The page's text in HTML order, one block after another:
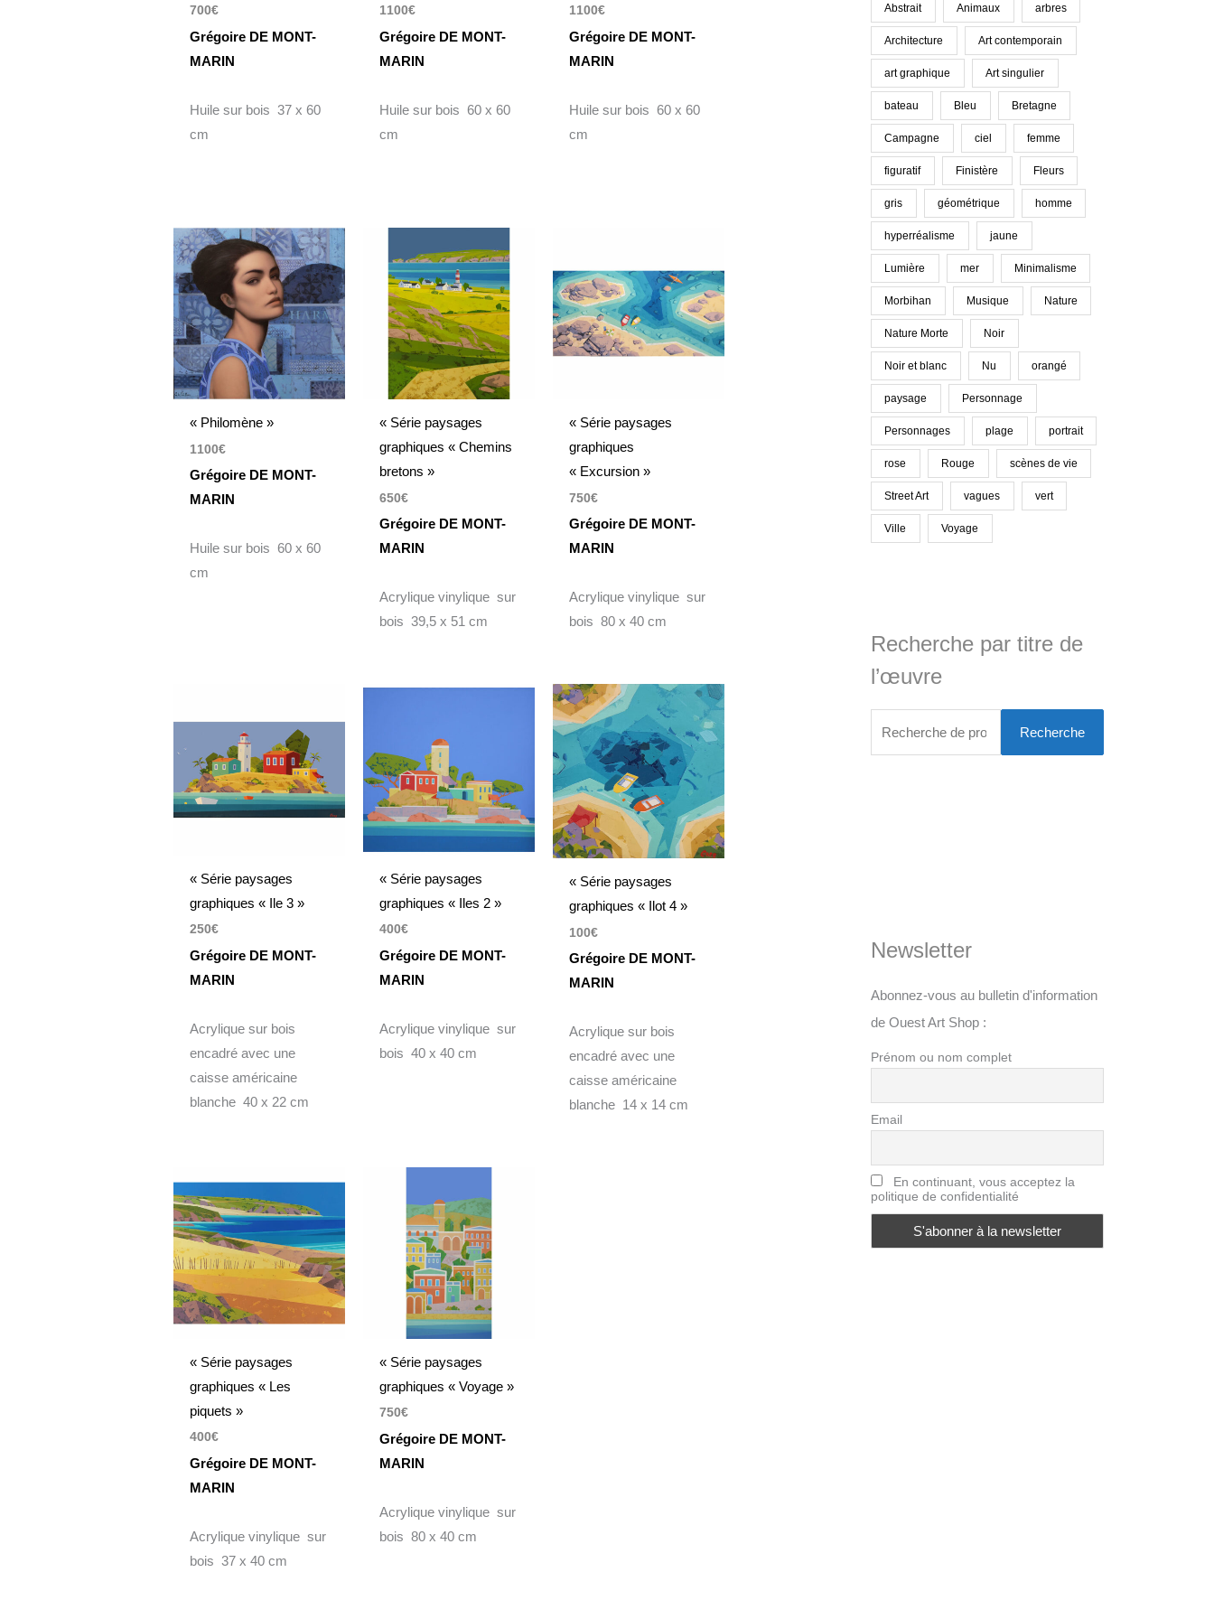
700€
Grégoire DE MONT-
MARIN
Huile sur bois 37 x 60
cm
1100€
Grégoire DE MONT-
MARIN
Huile sur bois 60 x 60
cm
1100€
Grégoire DE MONT-
MARIN
Huile sur bois 60 x 60
cm
« Philomène »
1100€
Grégoire DE MONT-
MARIN
Huile sur bois 60 x 60
cm
« Série paysages
graphiques « Chemins
bretons »
650€
Grégoire DE MONT-
MARIN
Acrylique vinylique sur
bois 39,5 x 51 cm
« Série paysages
graphiques
« Excursion »
750€
Grégoire DE MONT-
MARIN
Acrylique vinylique sur
bois 80 x 40 cm
« Série paysages
graphiques « Ile 3 »
250€
Grégoire DE MONT-
MARIN
Acrylique sur bois
encadré avec une
caisse américaine
blanche 40 x 22 cm
« Série paysages
graphiques « Iles 2 »
400€
Grégoire DE MONT-
MARIN
Acrylique vinylique sur
bois 40 x 40 cm
« Série paysages
graphiques « Ilot 4 »
100€
Grégoire DE MONT-
MARIN
Acrylique sur bois
encadré avec une
caisse américaine
blanche 14 x 14 cm
« Série paysages
graphiques « Les
piquets »
400€
Grégoire DE MONT-
MARIN
Acrylique vinylique sur
bois 37 x 40 cm
« Série paysages
graphiques « Voyage »
750€
Grégoire DE MONT-
MARIN
Acrylique vinylique sur
bois 80 x 40 cm
Abstrait Animaux arbres
Architecture Art contemporain
art graphique Art singulier
bateau Bleu Bretagne
Campagne ciel femme
figuratif Finistère Fleurs
gris géométrique homme
hyperréalisme jaune
Lumière mer Minimalisme
Morbihan Musique Nature
Nature Morte Noir
Noir et blanc Nu orangé
paysage Personnage
Personnages plage portrait
rose Rouge scènes de vie
Street Art vagues vert
Ville Voyage
Recherche par titre de
l’œuvre
Recherche
Newsletter
Abonnez-vous au bulletin d'information
de Ouest Art Shop :
Prénom ou nom complet
Email
En continuant, vous acceptez la
politique de confidentialité